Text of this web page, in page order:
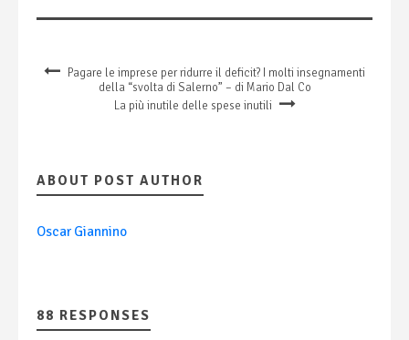
Pagare le imprese per ridurre il deficit? I molti insegnamenti
della “svolta di Salerno” – di Mario Dal Co
La più inutile delle spese inutili
ABOUT POST AUTHOR
Oscar Giannino
88 RESPONSES